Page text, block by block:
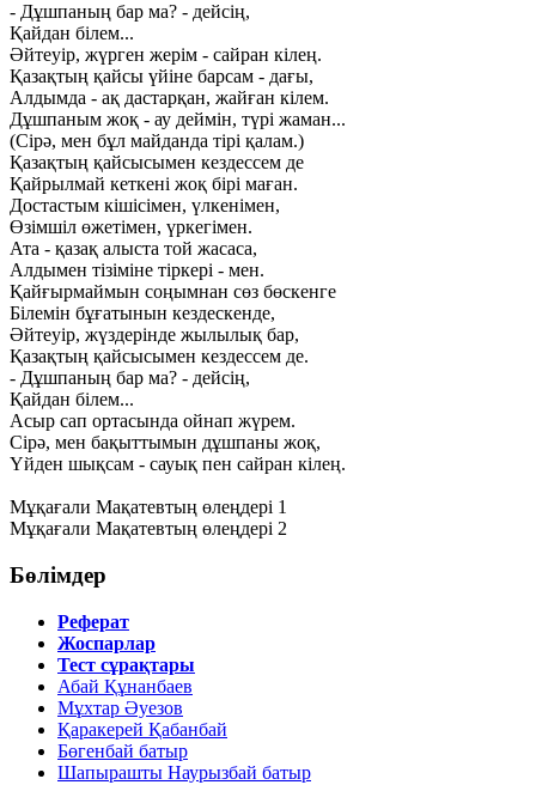
- Дұшпаның бар ма? - дейсің,
Қайдан білем...
Әйтеуір, жүрген жерім - сайран кілең.
Қазақтың қайсы үйіне барсам - дағы,
Алдымда - ақ дастарқан, жайған кілем.
Дұшпаным жоқ - ау деймін, түрі жаман...
(Сірә, мен бұл майданда тірі қалам.)
Қазақтың қайсысымен кездессем де
Қайрылмай кеткені жоқ бірі маған.
Достастым кішісімен, үлкенімен,
Өзімшіл өжетімен, үркегімен.
Ата - қазақ алыста той жасаса,
Алдымен тізіміне тіркері - мен.
Қайғырмаймын соңымнан сөз бөскенге
Білемін бұғатынын кездескенде,
Әйтеуір, жүздерінде жылылық бар,
Қазақтың қайсысымен кездессем де.
- Дұшпаның бар ма? - дейсің,
Қайдан білем...
Асыр caп ортасында ойнап жүрем.
Сірә, мен бақыттымын дұшпаны жоқ,
Үйден шықсам - сауық пен сайран кілең.
Мұқағали Мақатевтың өлеңдері 1
Мұқағали Мақатевтың өлеңдері 2
Бөлімдер
Реферат
Жоспарлар
Тест сұрақтары
Абай Құнанбаев
Мұхтар Әуезов
Қаракерей Қабанбай
Бөгенбай батыр
Шапырашты Наурызбай батыр